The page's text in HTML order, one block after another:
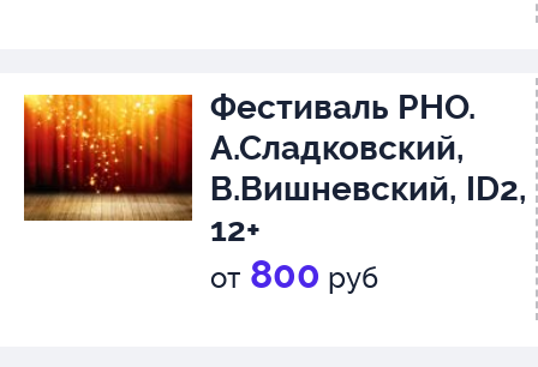
Фестиваль РНО.
А.Сладковский,
В.Вишневский, ID2,
12+
от 800 руб